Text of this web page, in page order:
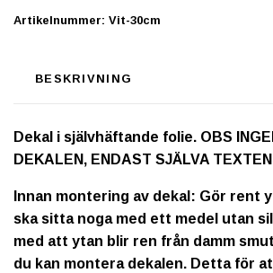
Artikelnummer: Vit-30cm
BESKRIVNING
Dekal i självhäftande folie. OBS
DEKALEN, ENDAST SJÄLVA
Innan montering av dekal: Gör rent
ska sitta noga med ett medel utan
med att ytan blir ren från damm
du kan montera dekalen. Detta för